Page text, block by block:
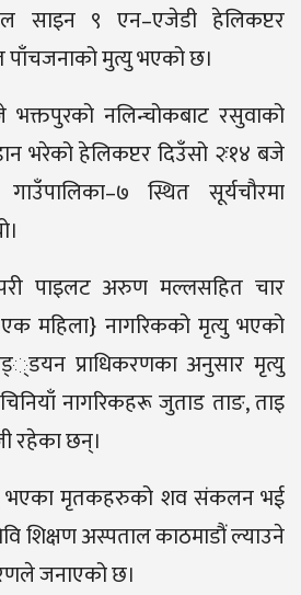
साइन ९ एन–एजेडी हेलिकप्टर
पाँचजनाको मुत्यु भएको छ।
नलिन्चोकबाट रसुवाको
भरेको हेलिकप्टर दिउँसो २ः१४ बजे
स्थित सूर्यचौरमा
परी पाइलट अरुण मल्लसहित चार
महिला} नागरिकको मृत्यु भएको
प्राधिकरणका अनुसार मृत्यु
नागरिकहरू जुताड ताङ, ताइ
रहेका छन्।
भएका मृतकहरुको शव संकलन भई
शिक्षण अस्पताल काठमाडौं ल्याउने
जनाएको छ।